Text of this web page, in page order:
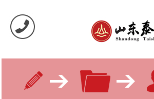
在线报名